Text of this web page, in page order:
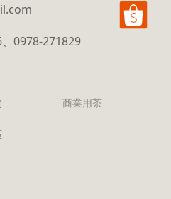
0978-271829
商業用茶